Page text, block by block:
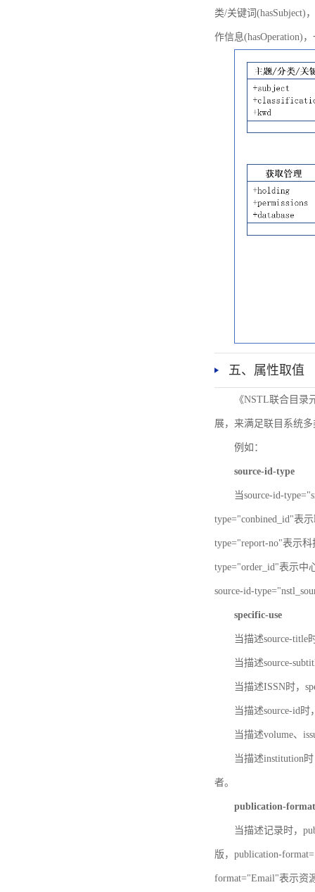
类/关键词(hasSubject)
作信息(hasOperation)
五、属性取值
《NSTL联合目
展，来满足联目系统
例如：
source-id-type
当source-id-
type="conbined_id"表
type="report-no"表示
type="order_id"表示中
source-id-
specific-use
当描述source-title
当描述source-
当描述ISSN时，
当描述source-id
当描述volume、
当描述institution
者。
publication-format
当描述记录时，
版，publication-
format="Email"表示资